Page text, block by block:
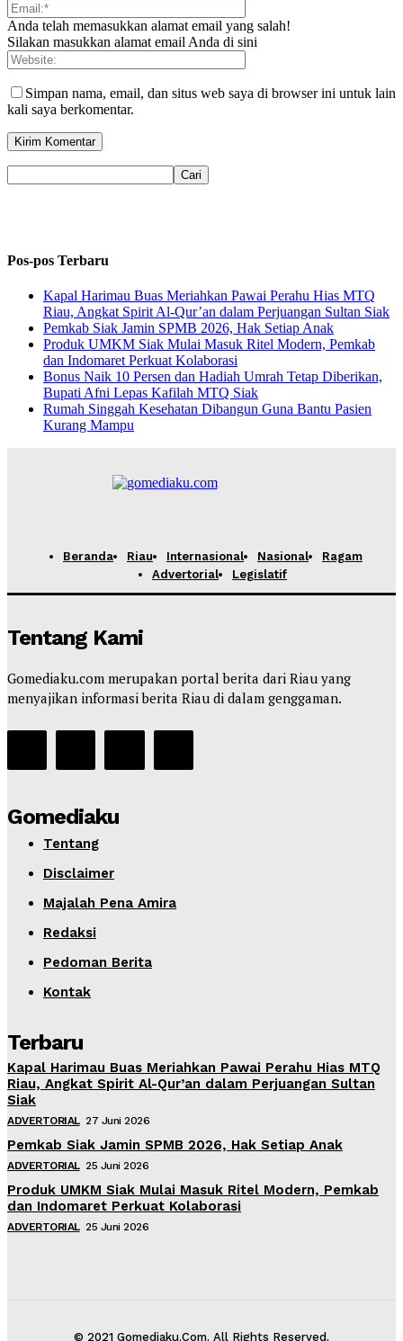
Anda telah memasukkan alamat email yang salah!
Silakan masukkan alamat email Anda di sini
Simpan nama, email, dan situs web saya di browser ini untuk lain
kali saya berkomentar.
Pos-pos Terbaru
Kapal Harimau Buas Meriahkan Pawai Perahu Hias MTQ
Riau, Angkat Spirit Al-Qur’an dalam Perjuangan Sultan Siak
Pemkab Siak Jamin SPMB 2026, Hak Setiap Anak
Produk UMKM Siak Mulai Masuk Ritel Modern, Pemkab
dan Indomaret Perkuat Kolaborasi
Bonus Naik 10 Persen dan Hadiah Umrah Tetap Diberikan,
Bupati Afni Lepas Kafilah MTQ Siak
Rumah Singgah Kesehatan Dibangun Guna Bantu Pasien
Kurang Mampu
Beranda Riau Internasional Nasional
Ragam
Advertorial
Legislatif
Tentang Kami
Gomediaku.com merupakan portal berita dari Riau yang
menyajikan informasi berita Riau di dalam genggaman.
Gomediaku
Tentang
Disclaimer
Majalah Pena Amira
Redaksi
Pedoman Berita
Kontak
Terbaru
Kapal Harimau Buas Meriahkan Pawai Perahu Hias MTQ
Riau, Angkat Spirit Al-Qur’an dalam Perjuangan Sultan
Siak
ADVERTORIAL 27 Juni 2026
Pemkab Siak Jamin SPMB 2026, Hak Setiap Anak
ADVERTORIAL 25 Juni 2026
Produk UMKM Siak Mulai Masuk Ritel Modern, Pemkab
dan Indomaret Perkuat Kolaborasi
ADVERTORIAL 25 Juni 2026
© 2021 Gomediaku.Com. All Rights Reserved.